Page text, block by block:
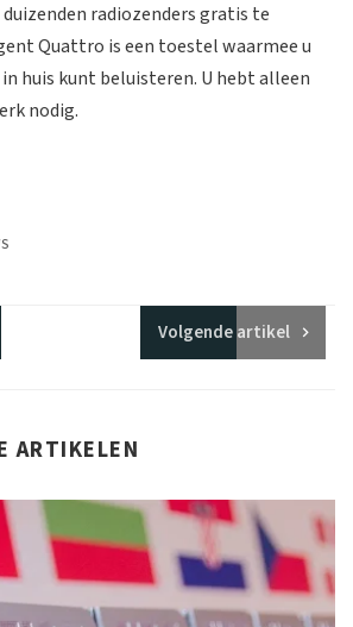
radiozenders gratis te
Quattro is een toestel waarmee u
huis kunt beluisteren. U hebt alleen
nodig.
Volgendeartikel
ARTIKELEN